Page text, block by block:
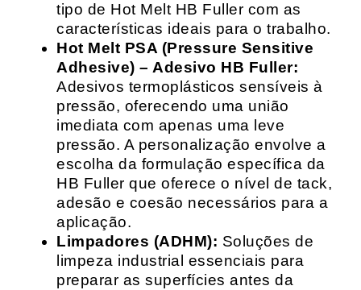
tipo de Hot Melt HB Fuller com as
características ideais para o trabalho.
Hot Melt PSA (Pressure Sensitive
Adhesive) – Adesivo HB Fuller:
Adesivos termoplásticos sensíveis à
pressão, oferecendo uma união
imediata com apenas uma leve
pressão. A personalização envolve a
escolha da formulação específica da
HB Fuller que oferece o nível de tack,
adesão e coesão necessários para a
aplicação.
Limpadores (ADHM): Soluções de
limpeza industrial essenciais para
preparar as superfícies antes da